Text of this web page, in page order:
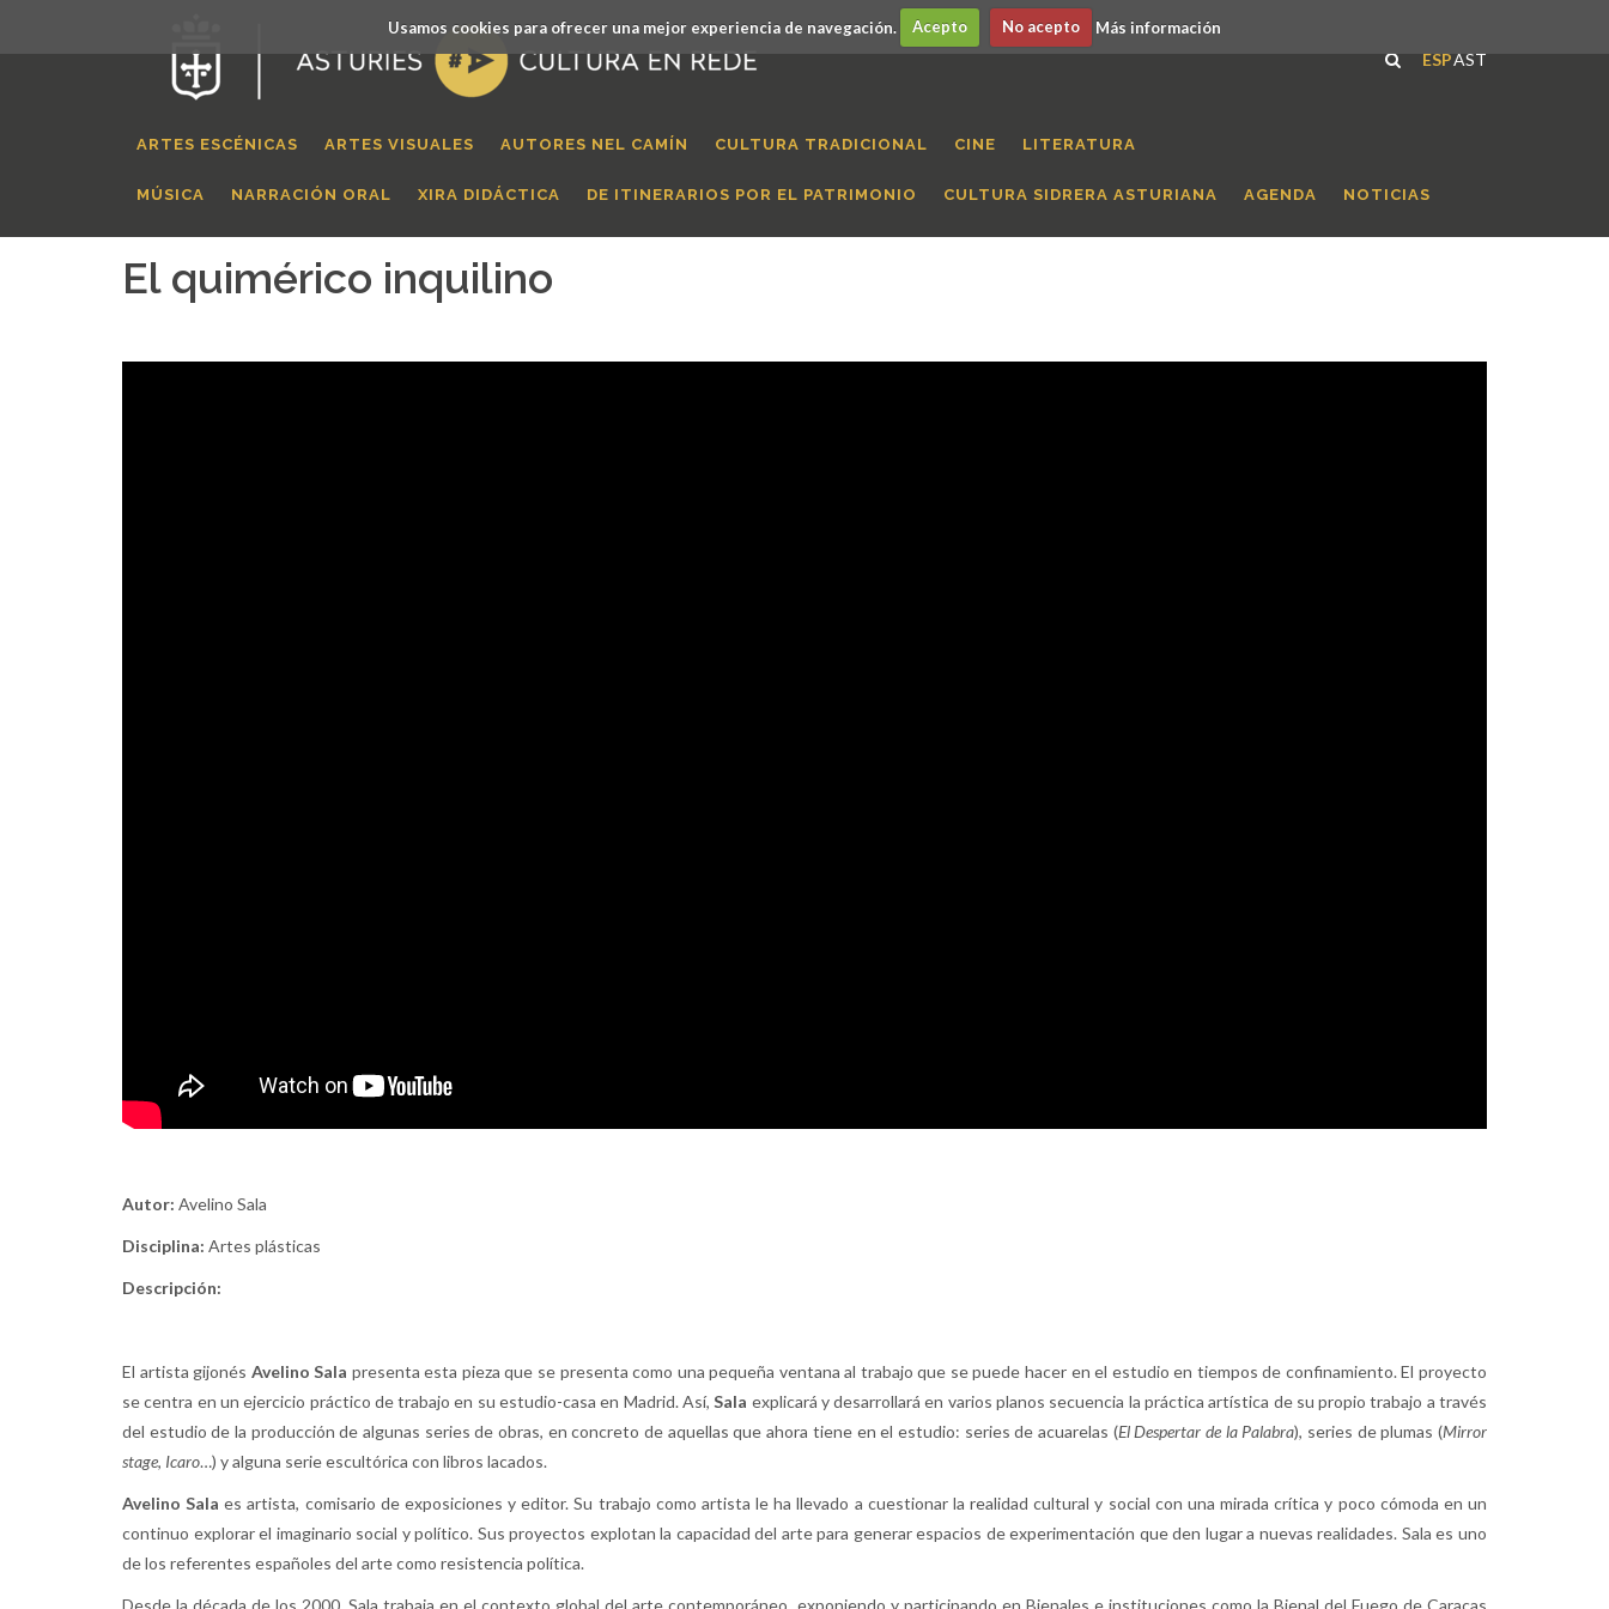
Usamos cookies para ofrecer una mejor experiencia de navegación. Acepto No acepto Más información
ESPAST
ARTES ESCÉNICAS ARTES VISUALES AUTORES NEL CAMÍN CULTURA TRADICIONAL CINE LITERATURA
MÚSICA NARRACIÓN ORAL XIRA DIDÁCTICA DE ITINERARIOS POR EL PATRIMONIO CULTURA SIDRERA ASTURIANA AGENDA NOTICIAS
El quimérico inquilino
Autor: Avelino Sala
Disciplina: Artes plásticas
Descripción:
El artista gijonés Avelino Sala presenta esta pieza que se presenta como una pequeña ventana al trabajo que se puede hacer en el estudio en tiempos de confinamiento. El proyecto
se centra en un ejercicio práctico de trabajo en su estudio-casa en Madrid. Así,Sala explicará y desarrollará en varios planos secuencia la práctica artística de su propio trabajo a través
del estudio de la producción de algunas series de obras, en concreto de aquellas que ahora tiene en el estudio: series de acuarelas (El Despertar de la Palabra), series de plumas (Mirror
stage, Icaro…) y alguna serie escultórica con libros lacados.
Avelino Sala es artista, comisario de exposiciones y editor. Su trabajo como artista le ha llevado a cuestionar la realidad cultural y social con una mirada crítica y poco cómoda en un
continuo explorar el imaginario social y político. Sus proyectos explotan la capacidad del arte para generar espacios de experimentación que den lugar a nuevas realidades. Sala es uno
de los referentes españoles del arte como resistencia política.